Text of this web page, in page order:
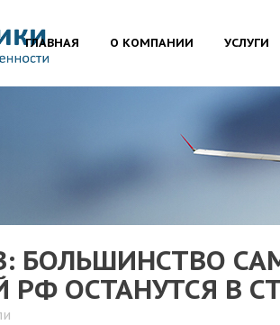
ГЛАВНАЯ О КОМПАНИИ УСЛУГИ
БОЛЬШИНСТВО
ОСТАНУТСЯ В